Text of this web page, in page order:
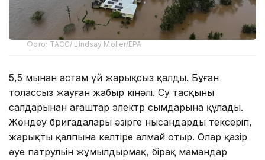
Фото: ТАСС/ Lindsay Moller/EPA
5,5 мыңнан астам үй жарықсыз қалды. Бұған
толассыз жауған жаңбыр кінәлі. Су тасқыны
салдарынан ағаштар электр сымдарына құлады.
Жөндеу бригадалары әзірге нысандарды тексеріп,
жарықты қалпына келтіре алмай отыр. Олар қазір
әуе патрульін жұмылдырмақ, бірақ мамандар